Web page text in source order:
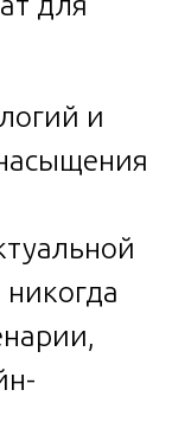
и
никогда